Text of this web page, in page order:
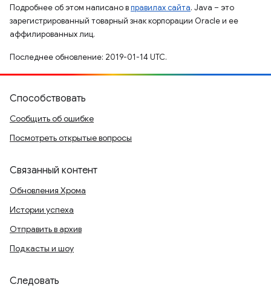
Подробнее об этом написано вправилах сайта. Java – это
зарегистрированный товарный знак корпорации Oracle и ее
аффилированных лиц.
Последнее обновление: 2019-01-14 UTC.
Способствовать
Сообщить об ошибке
Посмотреть открытые вопросы
Связанный контент
Обновления Хрома
Истории успеха
Отправить в архив
Подкасты и шоу
Следовать